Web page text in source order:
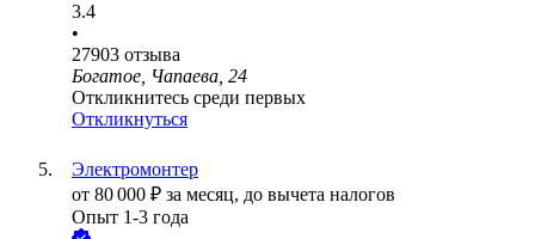
3.4
•
27903 отзыва
Богатое, Чапаева, 24
Откликнитесь среди первых
Откликнуться
Электромонтер
от 80 000 ₽ за месяц, до вычета налогов
Опыт 1-3 года